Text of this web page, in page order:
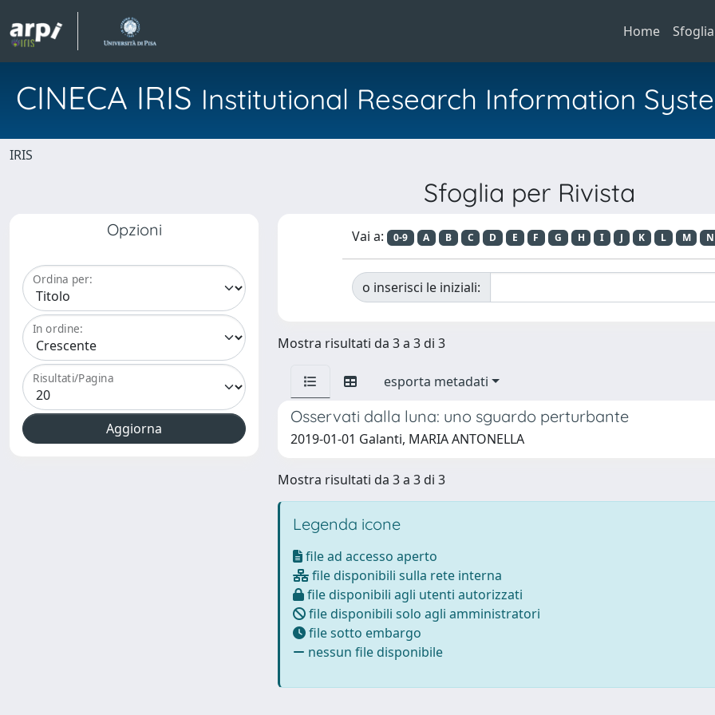
Home Sfoglia
CINECA IRIS Institutional Research Information
IRIS
Sfoglia per Rivista
Opzioni
Ordina per:
In ordine:
Risultati/Pagina
Vai a: 0-9 A B C D E F G H I J K L M N
o inserisci le iniziali:
Mostra risultati da 3 a 3 di 3
esporta metadati
Osservati dalla luna: uno sguardo perturbante
2019-01-01 Galanti, MARIA ANTONELLA
Mostra risultati da 3 a 3 di 3
Legenda icone
file ad accesso aperto
file disponibili sulla rete interna
file disponibili agli utenti autorizzati
file disponibili solo agli amministratori
file sotto embargo
nessun file disponibile